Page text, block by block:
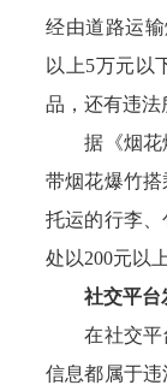
经由道路运
以上5万元以
品，还有违法
据《烟花爆
带烟花爆竹
托运的行李
处以200元以
社交平台发
在社交平台
信息都属于